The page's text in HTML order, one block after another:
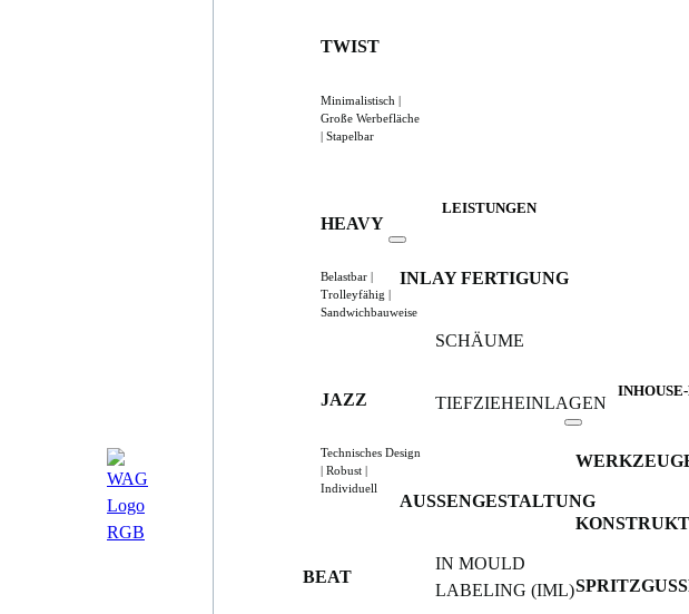
TWIST
Minimalistisch |
Große Werbefläche
| Stapelbar
HEAVY
Belastbar |
Trolleyfähig |
Sandwichbauweise
JAZZ
Technisches Design
| Robust |
Individuell
BEAT
LEISTUNGEN
INLAY FERTIGUNG
SCHÄUME
TIEFZIEHEINLAGEN
AUSSENGESTALTUNG
IN MOULD
LABELING (IML)